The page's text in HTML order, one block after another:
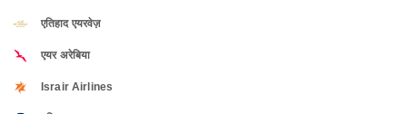
एतिहाद एयरवेज़
एयर अरेबिया
Israir Airlines